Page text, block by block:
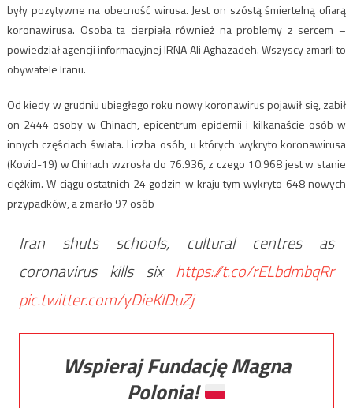
były pozytywne na obecność wirusa. Jest on szóstą śmiertelną ofiarą
koronawirusa. Osoba ta cierpiała również na problemy z sercem –
powiedział agencji informacyjnej IRNA Ali Aghazadeh. Wszyscy zmarli to
obywatele Iranu.
Od kiedy w grudniu ubiegłego roku nowy koronawirus pojawił się, zabił
on 2444 osoby w Chinach, epicentrum epidemii i kilkanaście osób w
innych częściach świata. Liczba osób, u których wykryto koronawirusa
(Kovid-19) w Chinach wzrosła do 76.936, z czego 10.968 jest w stanie
ciężkim. W ciągu ostatnich 24 godzin w kraju tym wykryto 648 nowych
przypadków, a zmarło 97 osób
Iran shuts schools, cultural centres as
coronavirus kills six https://t.co/rELbdmbqRr
pic.twitter.com/yDieKlDuZj
Wspieraj Fundację Magna
Polonia!